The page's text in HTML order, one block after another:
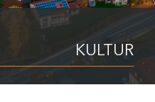
KULTUR